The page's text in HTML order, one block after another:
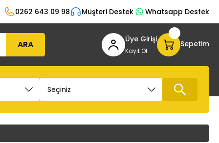
0262 643 09 98 Müşteri Destek Whatsapp Destek
ARA Üye Girişi
Kayıt Ol
Sepetim